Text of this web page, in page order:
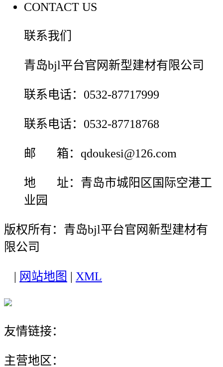
CONTACT US
联系我们
青岛bjl平台官网新型建材有限公司
联系电话：0532-87717999
联系电话：0532-87718768
邮 箱：qdoukesi@126.com
地 址：青岛市城阳区国际空港工
业园
版权所有：青岛bjl平台官网新型建材有
限公司
网站地图 XML
友情链接：
主营地区：